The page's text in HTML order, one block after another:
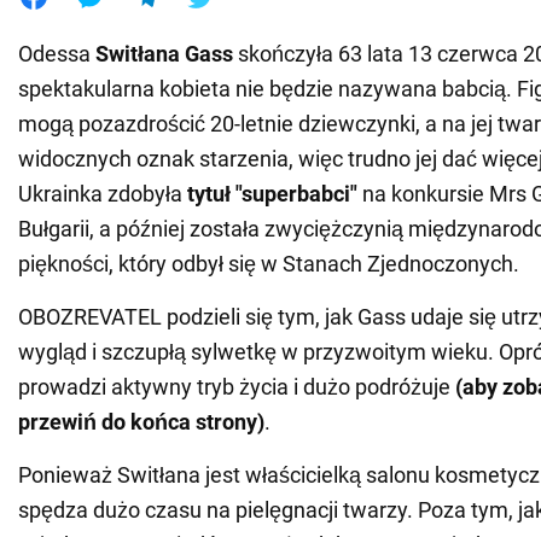
Odessa Switłana Gass skończyła 63 lata 13 czerwca
spektakularna kobieta nie będzie nazywana babcią.
mogą pozazdrościć 20-letnie dziewczynki, a na jej
widocznych oznak starzenia, więc trudno jej dać
Ukrainka zdobyła tytuł "superbabci" na konkursie Mrs
Bułgarii, a później została zwyciężczynią
piękności, który odbył się w Stanach Zjednoczonych.
OBOZREVATEL podzieli się tym, jak Gass udaje się
wygląd i szczupłą sylwetkę w przyzwoitym wieku.
prowadzi aktywny tryb życia i dużo podróżuje (aby
przewiń do końca strony).
Ponieważ Switłana jest właścicielką salonu
spędza dużo czasu na pielęgnacji twarzy. Poza tym,